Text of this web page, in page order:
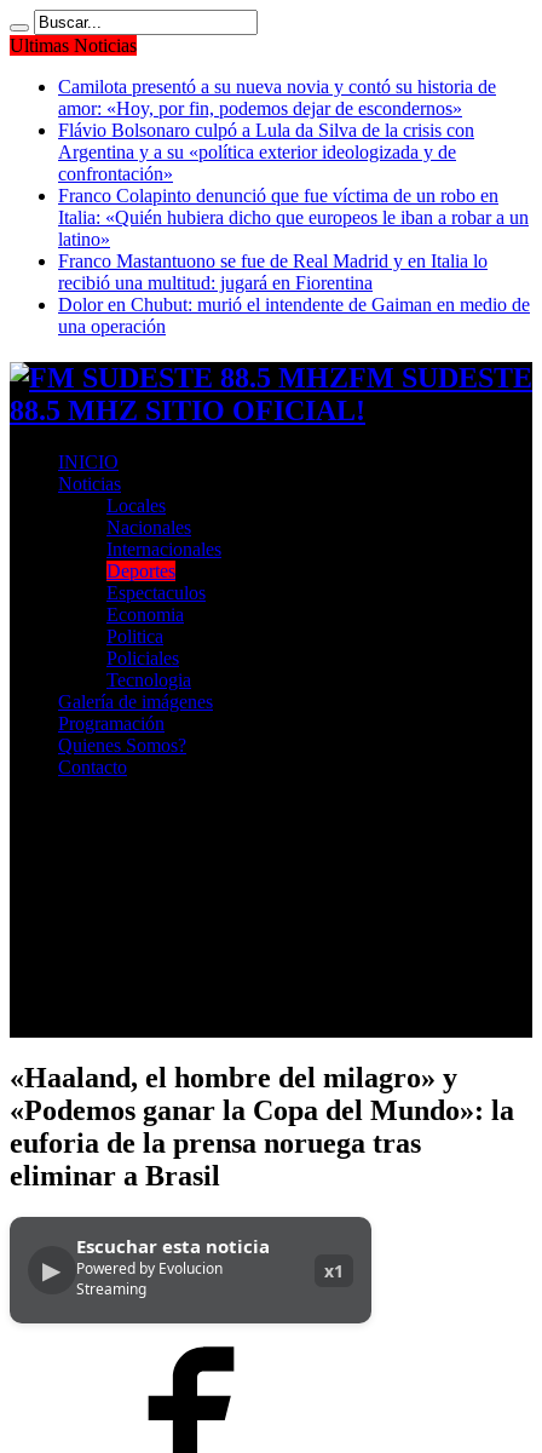
Ultimas Noticias
Camilota presentó a su nueva novia y contó su historia de
amor: «Hoy, por fin, podemos dejar de escondernos»
Flávio Bolsonaro culpó a Lula da Silva de la crisis con
Argentina y a su «política exterior ideologizada y de
confrontación»
Franco Colapinto denunció que fue víctima de un robo en
Italia: «Quién hubiera dicho que europeos le iban a robar a un
latino»
Franco Mastantuono se fue de Real Madrid y en Italia lo
recibió una multitud: jugará en Fiorentina
Dolor en Chubut: murió el intendente de Gaiman en medio de
una operación
FM SUDESTE
88.5 MHZ SITIO OFICIAL!
INICIO
Noticias
Locales
Nacionales
Internacionales
Deportes
Espectaculos
Economia
Politica
Policiales
Tecnologia
Galería de imágenes
Programación
Quienes Somos?
Contacto
«Haaland, el hombre del milagro» y
«Podemos ganar la Copa del Mundo»: la
euforia de la prensa noruega tras
eliminar a Brasil
▶
Escuchar esta noticia
Powered by Evolucion
Streaming
x1